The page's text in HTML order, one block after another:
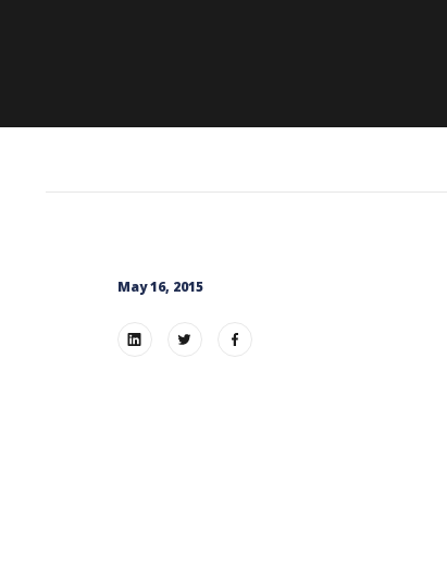
May 16, 2015